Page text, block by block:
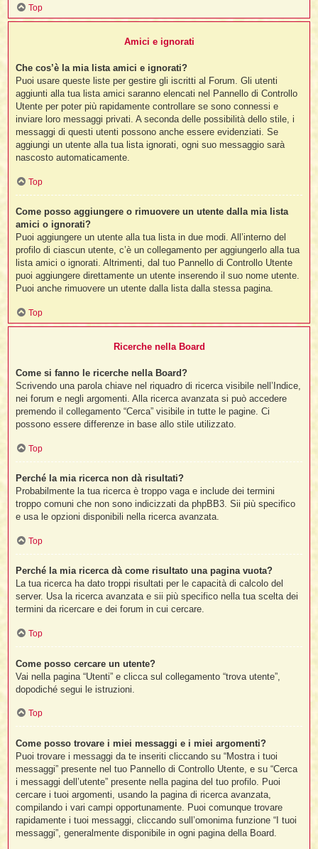
Top
Amici e ignorati
Che cos’è la mia lista amici e ignorati?
Puoi usare queste liste per gestire gli iscritti al Forum. Gli utenti
aggiunti alla tua lista amici saranno elencati nel Pannello di Controllo
Utente per poter più rapidamente controllare se sono connessi e
inviare loro messaggi privati. A seconda delle possibilità dello stile, i
messaggi di questi utenti possono anche essere evidenziati. Se
aggiungi un utente alla tua lista ignorati, ogni suo messaggio sarà
nascosto automaticamente.
Top
Come posso aggiungere o rimuovere un utente dalla mia lista
amici o ignorati?
Puoi aggiungere un utente alla tua lista in due modi. All’interno del
profilo di ciascun utente, c’è un collegamento per aggiungerlo alla tua
lista amici o ignorati. Altrimenti, dal tuo Pannello di Controllo Utente
puoi aggiungere direttamente un utente inserendo il suo nome utente.
Puoi anche rimuovere un utente dalla lista dalla stessa pagina.
Top
Ricerche nella Board
Come si fanno le ricerche nella Board?
Scrivendo una parola chiave nel riquadro di ricerca visibile nell’Indice,
nei forum e negli argomenti. Alla ricerca avanzata si può accedere
premendo il collegamento “Cerca” visibile in tutte le pagine. Ci
possono essere differenze in base allo stile utilizzato.
Top
Perché la mia ricerca non dà risultati?
Probabilmente la tua ricerca è troppo vaga e include dei termini
troppo comuni che non sono indicizzati da phpBB3. Sii più specifico
e usa le opzioni disponibili nella ricerca avanzata.
Top
Perché la mia ricerca dà come risultato una pagina vuota?
La tua ricerca ha dato troppi risultati per le capacità di calcolo del
server. Usa la ricerca avanzata e sii più specifico nella tua scelta dei
termini da ricercare e dei forum in cui cercare.
Top
Come posso cercare un utente?
Vai nella pagina “Utenti” e clicca sul collegamento “trova utente”,
dopodiché segui le istruzioni.
Top
Come posso trovare i miei messaggi e i miei argomenti?
Puoi trovare i messaggi da te inseriti cliccando su “Mostra i tuoi
messaggi” presente nel tuo Pannello di Controllo Utente, e su “Cerca
i messaggi dell’utente” presente nella pagina del tuo profilo. Puoi
cercare i tuoi argomenti, usando la pagina di ricerca avanzata,
compilando i vari campi opportunamente. Puoi comunque trovare
rapidamente i tuoi messaggi, cliccando sull’omonima funzione “I tuoi
messaggi”, generalmente disponibile in ogni pagina della Board.